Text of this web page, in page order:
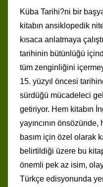
Küba Tarihi?ni bir
kitabın ansiklopedik
kısaca anlatmaya
tarihinin bütünlüğü
tüm zenginliğini
15. yüzyıl öncesi
sürdüğü mücadeleci
getiriyor. Hem kitabın
yayıncının
basım için özel olarak
belirtildiği üzere bu
önemli pek az isim,
Türkçe edisyonunda